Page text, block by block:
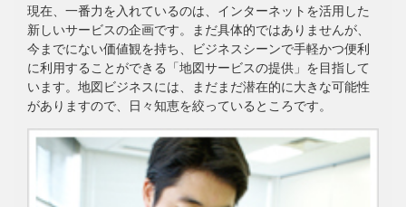
現在、一番力を入れているのは、インターネットを活用した
新しいサービスの企画です。まだ具体的ではありませんが、
今までにない価値観を持ち、ビジネスシーンで手軽かつ便利
に利用することができる「地図サービスの提供」を目指して
います。地図ビジネスには、まだまだ潜在的に大きな可能性
がありますので、日々知恵を絞っているところです。